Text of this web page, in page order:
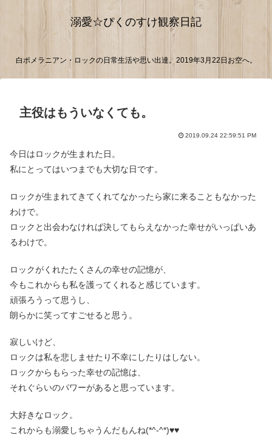
溺愛☆ぴくのすけ観察日記
白ポメラニアン・ロックの日常生活や思い出達。2019年3月22日お空へ。
主役はもういなくても。
2019.09.24 22:59:51 PM
今日はロックが生まれた日。
私にとってはいつまでも大切な日です。
ロックが生まれてきてくれてなかったら家に来ることもなかった
わけで。
ロックと出会わなければ決してもらえなかった幸せがいっぱいあ
るわけで。
ロックがくれたたくさんの幸せの記憶が、
今もこれからも私を護ってくれると感じています。
頑張ろうって思うし、
朗らかに笑ってすごせると思う。
寂しいけど、
ロックは私を悲しませたり不幸にしたりはしない。
ロックからもらった幸せの記憶は、
それぐらいのパワーがあると思っています。
大好きなロック。
これからも溺愛しちゃうんだもんね(*^-^*)♥♥